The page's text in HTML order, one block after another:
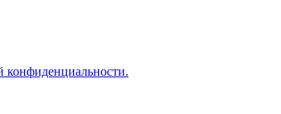
конфиденциальности.